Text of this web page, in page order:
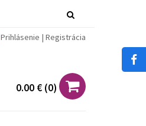
Prihlásenie | Registrácia
0.00 € (0)